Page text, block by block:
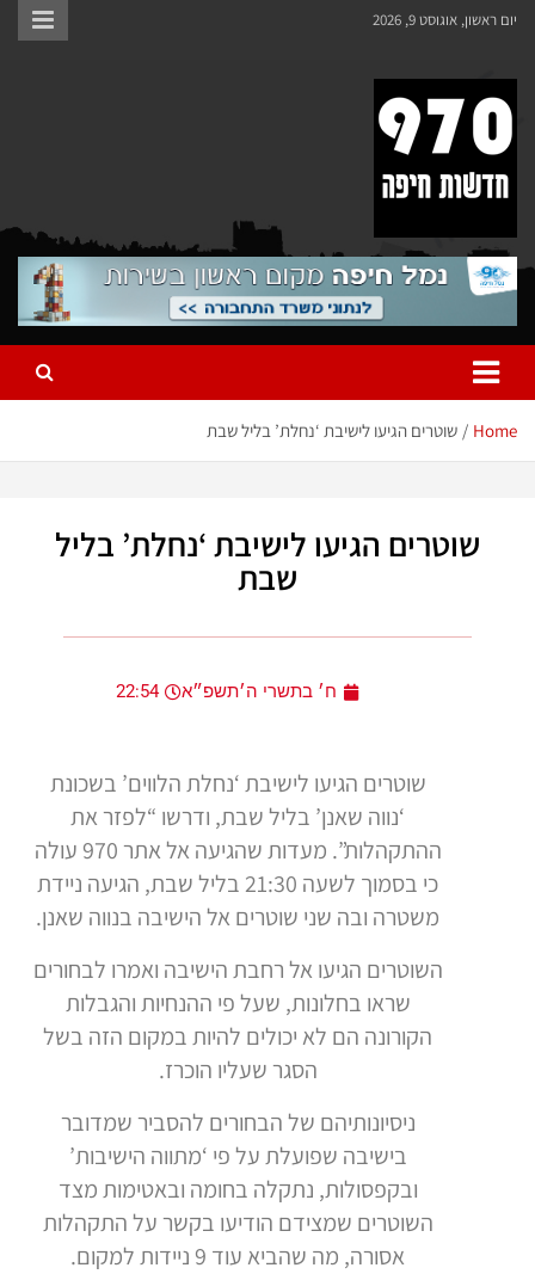
יום ראשון, אוגוסט 9, 2026
970 חדשות חיפה
970 חדשות חיפה
Home שוטרים הגיעו לישיבת ‘נחלת’ בליל שבת
שוטרים הגיעו לישיבת ‘נחלת’ בליל
שבת
ח׳ בתשרי ה׳תשפ״א 22:54
שוטרים הגיעו לישיבת ‘נחלת הלווים’ בשכונת
‘נווה שאנן’ בליל שבת, ודרשו “לפזר את
ההתקהלות”. מעדות שהגיעה אל אתר 970 עולה
כי בסמוך לשעה 21:30 בליל שבת, הגיעה ניידת
משטרה ובה שני שוטרים אל הישיבה בנווה שאנן.
השוטרים הגיעו אל רחבת הישיבה ואמרו לבחורים
שראו בחלונות, שעל פי ההנחיות והגבלות
הקורונה הם לא יכולים להיות במקום הזה בשל
הסגר שעליו הוכרז.
ניסיונותיהם של הבחורים להסביר שמדובר
בישיבה שפועלת על פי ‘מתווה הישיבות’
ובקפסולות, נתקלה בחומה ובאטימות מצד
השוטרים שמצידם הודיעו בקשר על התקהלות
אסורה, מה שהביא עוד 9 ניידות למקום.